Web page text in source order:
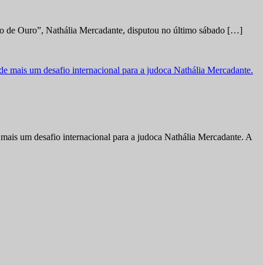
de Ouro”, Nathália Mercadante, disputou no último sábado […]
um desafio internacional para a judoca Nathália Mercadante. A